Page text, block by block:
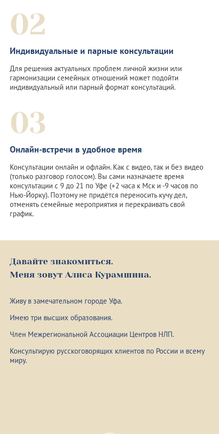
02
Индивидуальные и парные консультации
Для решения актуальных проблем личной жизни или
гармонизации семейных отношений может подойти
индивидуальный или парный формат консультаций.
03
Онлайн-встречи в удобное время
Консультации онлайн и офлайн. Как с видео, так и без видео
(только разговор голосом). Вы сами назначаете время
консультации с 9 до 21 по Уфе (+2 часа к Мск и -9 часов по
Нью-Йорку). Поэтому не придётся переносить кучу дел,
отменять семейные мероприятия и перекраивать свой
график.
Давайте знакомиться.
Меня зовут Алиса Курамшина.
Живу в замечательном городе Уфа.
Имею три высших образования.
Член Межрегиональной Ассоциации Центров НЛП.
Консультирую русскоговорящих клиентов по России и всему
миру.